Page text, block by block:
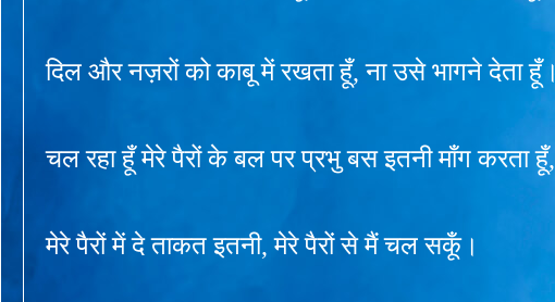
दिल और नज़रों को काबू में रखता हूँ, ना उसे भागने देता हूँ।
चल रहा हूँ मेरे पैरों के बल पर प्रभु बस इतनी माँग करता हूँ,
मेरे पैरों में दे ताकत इतनी, मेरे पैरों से मैं चल सकूँ।